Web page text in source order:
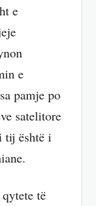
e
e
pamje po
satelitore
tij është i
të